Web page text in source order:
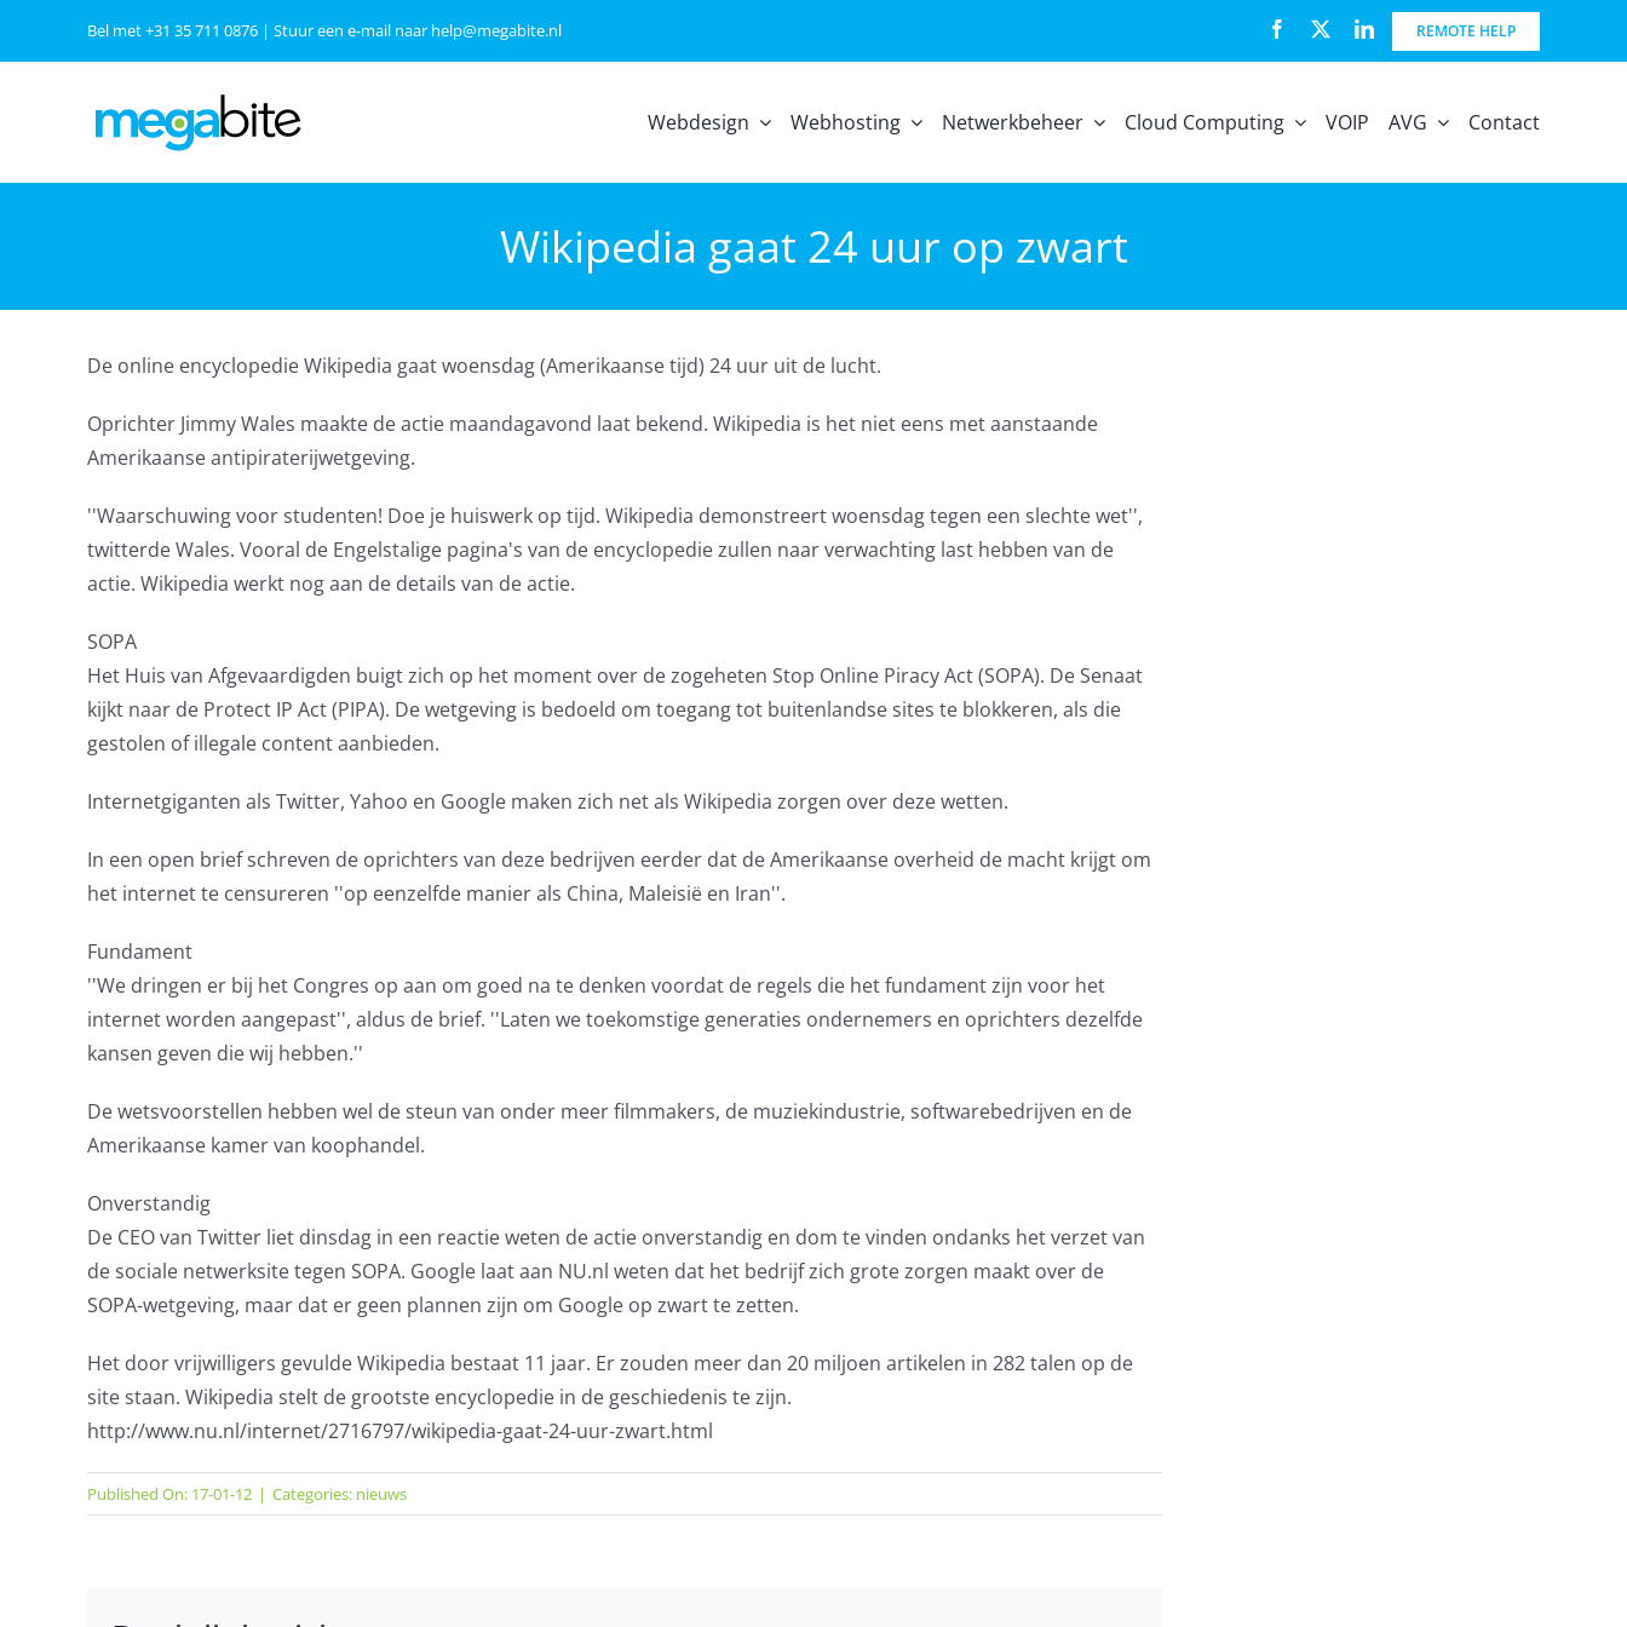
Bel met+31 35 711 0876| Stuur een e-mail naar help@megabite.nl REMOTE HELP
Webdesign Webhosting Netwerkbeheer Cloud Computing VOIP AVG Contact
Wikipedia gaat 24 uur op zwart
De online encyclopedie Wikipedia gaat woensdag (Amerikaanse tijd) 24 uur uit de lucht.
Oprichter Jimmy Wales maakte de actie maandagavond laat bekend. Wikipedia is het niet eens met aanstaande
Amerikaanse antipiraterijwetgeving.
''Waarschuwing voor studenten! Doe je huiswerk op tijd. Wikipedia demonstreert woensdag tegen een slechte wet'',
twitterde Wales. Vooral de Engelstalige pagina's van de encyclopedie zullen naar verwachting last hebben van de
actie. Wikipedia werkt nog aan de details van de actie.
SOPA
Het Huis van Afgevaardigden buigt zich op het moment over de zogeheten Stop Online Piracy Act (SOPA). De Senaat
kijkt naar de Protect IP Act (PIPA). De wetgeving is bedoeld om toegang tot buitenlandse sites te blokkeren, als die
gestolen of illegale content aanbieden.
Internetgiganten als Twitter, Yahoo en Google maken zich net als Wikipedia zorgen over deze wetten.
In een open brief schreven de oprichters van deze bedrijven eerder dat de Amerikaanse overheid de macht krijgt om
het internet te censureren ''op eenzelfde manier als China, Maleisië en Iran''.
Fundament
''We dringen er bij het Congres op aan om goed na te denken voordat de regels die het fundament zijn voor het
internet worden aangepast'', aldus de brief. ''Laten we toekomstige generaties ondernemers en oprichters dezelfde
kansen geven die wij hebben.''
De wetsvoorstellen hebben wel de steun van onder meer filmmakers, de muziekindustrie, softwarebedrijven en de
Amerikaanse kamer van koophandel.
Onverstandig
De CEO van Twitter liet dinsdag in een reactie weten de actie onverstandig en dom te vinden ondanks het verzet van
de sociale netwerksite tegen SOPA. Google laat aan NU.nl weten dat het bedrijf zich grote zorgen maakt over de
SOPA-wetgeving, maar dat er geen plannen zijn om Google op zwart te zetten.
Het door vrijwilligers gevulde Wikipedia bestaat 11 jaar. Er zouden meer dan 20 miljoen artikelen in 282 talen op de
site staan. Wikipedia stelt de grootste encyclopedie in de geschiedenis te zijn.
http://www.nu.nl/internet/2716797/wikipedia-gaat-24-uur-zwart.html
Published On: 17-01-12 | Categories: nieuws